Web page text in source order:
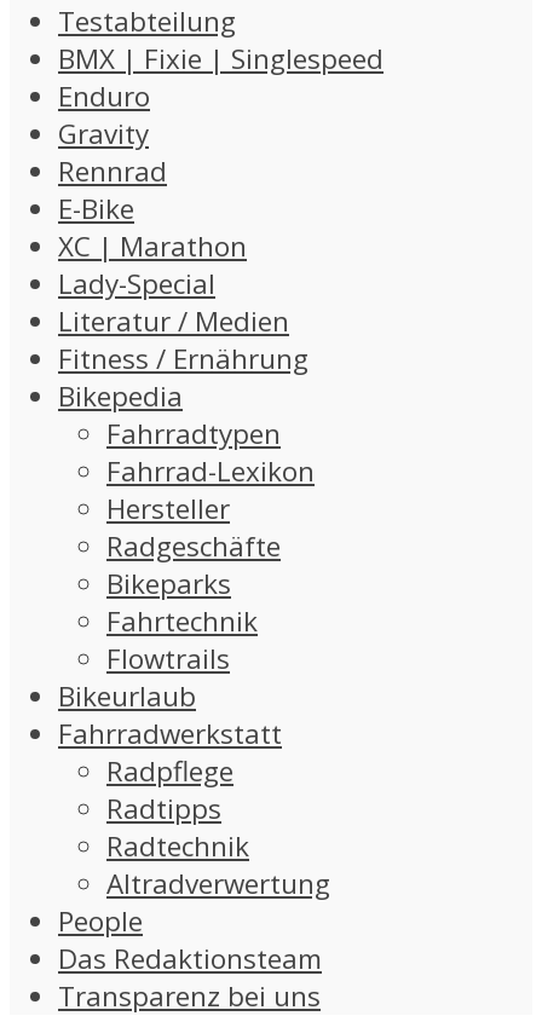
Testabteilung
BMX | Fixie | Singlespeed
Enduro
Gravity
Rennrad
E-Bike
XC | Marathon
Lady-Special
Literatur / Medien
Fitness / Ernährung
Bikepedia
Fahrradtypen
Fahrrad-Lexikon
Hersteller
Radgeschäfte
Bikeparks
Fahrtechnik
Flowtrails
Bikeurlaub
Fahrradwerkstatt
Radpflege
Radtipps
Radtechnik
Altradverwertung
People
Das Redaktionsteam
Transparenz bei uns